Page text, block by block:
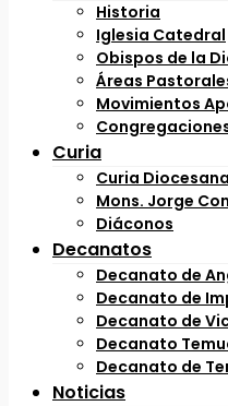
Historia
Iglesia Catedral
Obispos de la
Áreas
Movimientos
Curia
Curia Diocesana
Mons. Jorge
Diáconos
Decanatos
Decanato de
Decanato de
Decanato de
Decanato
Decanato de
Noticias